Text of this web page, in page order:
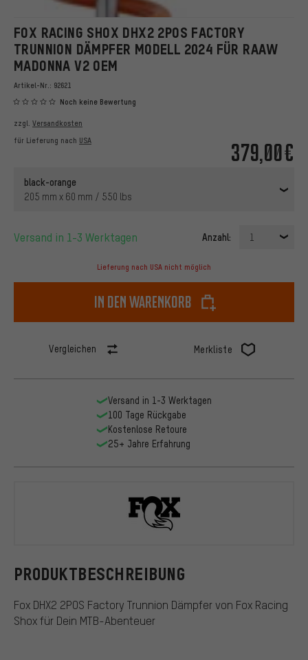
FOX RACING SHOX DHX2 2POS FACTORY
TRUNNION DÄMPFER MODELL 2024 FÜR RAAW
MADONNA V2 OEM
Artikel-Nr.: 92621
Noch keine Bewertung
379,00€
zzgl. Versandkosten
für Lieferung nach USA
black-orange
205 mm x 60 mm / 550 lbs
Versand in 1-3 Werktagen Anzahl: 1
Lieferung nach USA nicht möglich
In den Warenkorb
Vergleichen Merkliste
PRODUKTBESCHREIBUNG
Fox DHX2 2POS Factory Trunnion Dämpfer von Fox Racing
Shox für Dein MTB-Abenteuer
Versand in 1-3 Werktagen
100 Tage Rückgabe
Kostenlose Retoure
25+ Jahre Erfahrung